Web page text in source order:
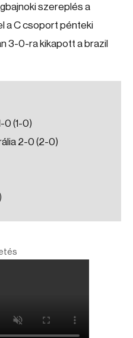
szereplés a
a C csoport pénteki
3-0-ra kikapott a brazil
0 (1-0)
2-0 (2-0)